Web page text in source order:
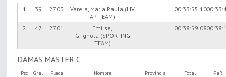
1 39 2703
Varela, Maria Paula (LIV
AP TEAM)
00:33:55.10
2 47 2701
Emilse,
Grignola (SPORTING
TEAM)
00:38:59.08
DAMAS MASTER C
Psc Gral Placa Nombre Provincia Total PaR